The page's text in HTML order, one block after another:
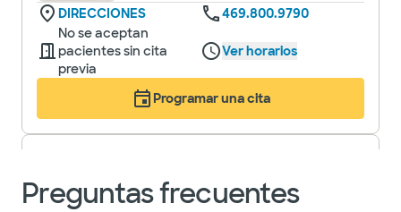
DIRECCIONES
469.800.9790
No se aceptan
pacientes sin cita
previa
Ver horarios
Programar una cita
White - Waxahachie
2360 Interestatal N 35E Ste 320, Waxahachie,
Preguntas frecuentes